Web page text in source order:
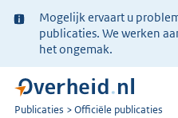
Ter
informatie:
Mogelijk ervaart u
publicaties. We werken
het ongemak.
U
Publicaties Officiële publicaties